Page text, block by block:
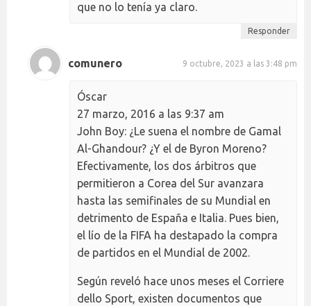
que no lo tenía ya claro.
Responder
comunero 9 octubre, 2023 a las 3:48 pm
Óscar
27 marzo, 2016 a las 9:37 am
John Boy: ¿Le suena el nombre de Gamal
Al-Ghandour? ¿Y el de Byron Moreno?
Efectivamente, los dos árbitros que
permitieron a Corea del Sur avanzara
hasta las semifinales de su Mundial en
detrimento de España e Italia. Pues bien,
el lío de la FIFA ha destapado la compra
de partidos en el Mundial de 2002.
Según reveló hace unos meses el Corriere
dello Sport, existen documentos que